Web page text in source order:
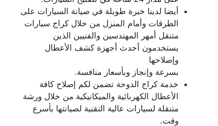
أيضا لدينا خبرة طويلة في صيانة السيارات على
الطرقات وأمام المنزل من خلال كراج سيارات
متنقل أمهر المهندسين والفنيين الذين
يستخدمون أحدث أجهزة كشف الأعطال
وإصلاحها
بسرعة وإنجاز وبأسعار منافسة.
خدمة كراج الدوحة تضمن لكم إصلاح كافة
الأعطال الكهربائية والميكانيكية من خلال ورشة
متنقلة لسيارات عالية التقنية لصيانتها بأسرع
وقت.